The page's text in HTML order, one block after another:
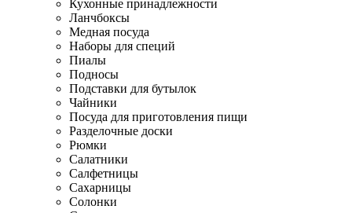
Кухонные принадлежности
Ланчбоксы
Медная посуда
Наборы для специй
Пиалы
Подносы
Подставки для бутылок
Чайники
Посуда для приготовления пищи
Разделочные доски
Рюмки
Салатники
Салфетницы
Сахарницы
Солонки